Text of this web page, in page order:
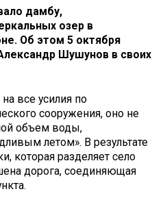
дамбу,
озер в
Об этом 5 октября
Шушунов в своих
все усилия по
сооружения, оно не
объем воды,
летом». В результате
которая разделяет село
дорога, соединяющая